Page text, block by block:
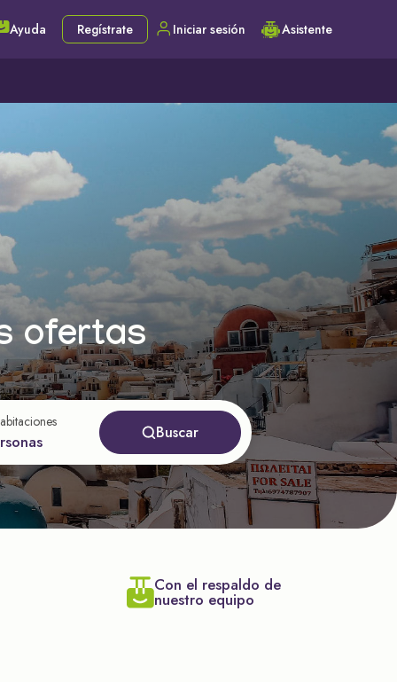
Ayuda Regístrate Iniciar sesión Asistente
ofertas
Buscar
Con el respaldo de
nuestro equipo